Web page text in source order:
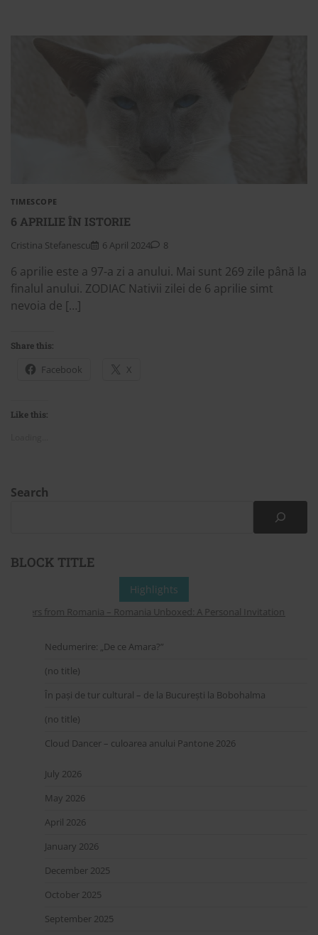
TIMESCOPE
6 APRILIE ÎN ISTORIE
Cristina Stefanescu 6 April 2024 8
6 aprilie este a 97-a zi a anului. Mai sunt 269 zile până la
finalul anului. ZODIAC Nativii zilei de 6 aprilie simt
nevoia de […]
Share this:
Facebook X
Like this:
Search
BLOCK TITLE
Highlights
from Romania – Romania Unboxed: A Personal Invitation to
Nedumerire: „De ce Amara?”
(no title)
În pași de tur cultural – de la București la Bobohalma
(no title)
Cloud Dancer – culoarea anului Pantone 2026
July 2026
May 2026
April 2026
January 2026
December 2025
October 2025
September 2025